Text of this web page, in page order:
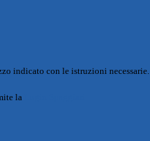
indicato con le istruzioni necessarie.
la